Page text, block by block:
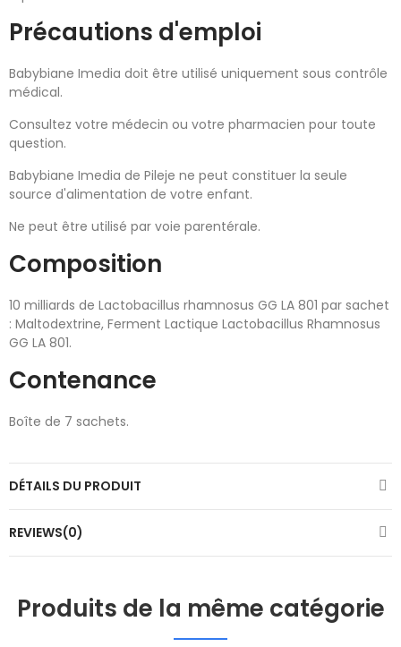
Précautions d'emploi
Babybiane Imedia doit être utilisé uniquement sous contrôle
médical.
Consultez votre médecin ou votre pharmacien pour toute
question.
Babybiane Imedia de Pileje ne peut constituer la seule
source d'alimentation de votre enfant.
Ne peut être utilisé par voie parentérale.
Composition
10 milliards de Lactobacillus rhamnosus GG LA 801 par sachet
: Maltodextrine, Ferment Lactique Lactobacillus Rhamnosus
GG LA 801.
Contenance
Boîte de 7 sachets.
DÉTAILS DU PRODUIT
REVIEWS(0)
Produits de la même catégorie